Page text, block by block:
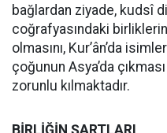
bağlardan ziyade, kudsî
coğrafyasındaki
olmasını, Kur’ân’da
çoğunun Asya’da
zorunlu kılmaktadır.
BİRLİĞİN ŞARTLARI